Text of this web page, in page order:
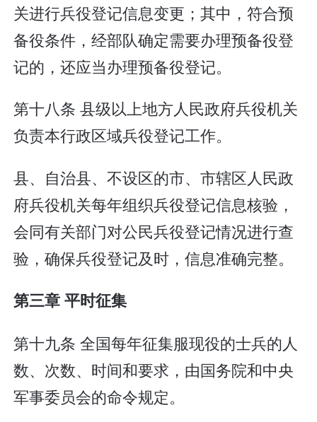
关进行兵役登记信息变更；其中，符合预
备役条件，经部队确定需要办理预备役登
记的，还应当办理预备役登记。
第十八条 县级以上地方人民政府兵役机关
负责本行政区域兵役登记工作。
县、自治县、不设区的市、市辖区人民政
府兵役机关每年组织兵役登记信息核验，
会同有关部门对公民兵役登记情况进行查
验，确保兵役登记及时，信息准确完整。
第三章 平时征集
第十九条 全国每年征集服现役的士兵的人
数、次数、时间和要求，由国务院和中央
军事委员会的命令规定。